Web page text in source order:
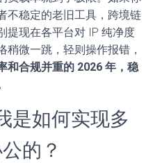
不稳定的老旧工具，跨境链
提现在各平台对 IP 纯净度
微一跳，轻则操作报错，
和合规并重的 2026 年，稳
是如何实现多
的？